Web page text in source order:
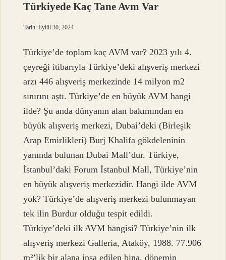
Türkiyede Kaç Tane Avm Var
Tarih: Eylül 30, 2024
Türkiye’de toplam kaç AVM var? 2023 yılı 4.
çeyreği itibarıyla Türkiye’deki alışveriş merkezi
arzı 446 alışveriş merkezinde 14 milyon m2
sınırını aştı. Türkiye’de en büyük AVM hangi
ilde? Şu anda dünyanın alan bakımından en
büyük alışveriş merkezi, Dubai’deki (Birleşik
Arap Emirlikleri) Burj Khalifa gökdeleninin
yanında bulunan Dubai Mall’dur. Türkiye,
İstanbul’daki Forum İstanbul Mall, Türkiye’nin
en büyük alışveriş merkezidir. Hangi ilde AVM
yok? Türkiye’de alışveriş merkezi bulunmayan
tek ilin Burdur olduğu tespit edildi.
Türkiye’deki ilk AVM hangisi? Türkiye’nin ilk
alışveriş merkezi Galleria, Ataköy, 1988. 77.906
m²’lik bir alana inşa edilen bina, dönemin